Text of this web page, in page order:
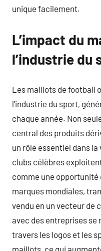
unique facilement.
L’impact du
l’industrie du
Les maillots de football
l’industrie du sport,
chaque année. Non
central des produits
un rôle essentiel dans
clubs célèbres
comme une
marques mondiales,
vendu en un vecteur de
avec des entreprises
travers les logos et les
maillots, ce qui